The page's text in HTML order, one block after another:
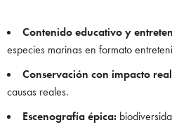
Contenido educativo y
especies marinas en formato
Conservación con impacto
causas reales.
Escenografía épica: